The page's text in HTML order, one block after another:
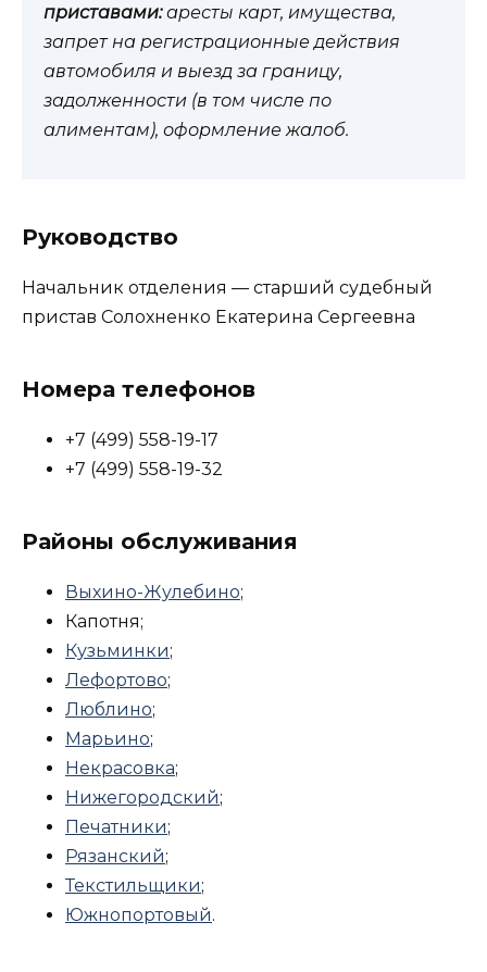
приставами:аресты карт, имущества,
запрет на регистрационные действия
автомобиля и выезд за границу,
задолженности (в том числе по
алиментам), оформление жалоб.
Руководство
Начальник отделения — старший судебный
пристав Солохненко Екатерина Сергеевна
Номера телефонов
+7 (499) 558-19-17
+7 (499) 558-19-32
Районы обслуживания
Выхино-Жулебино;
Капотня;
Кузьминки;
Лефортово;
Люблино;
Марьино;
Некрасовка;
Нижегородский;
Печатники;
Рязанский;
Текстильщики;
Южнопортовый.